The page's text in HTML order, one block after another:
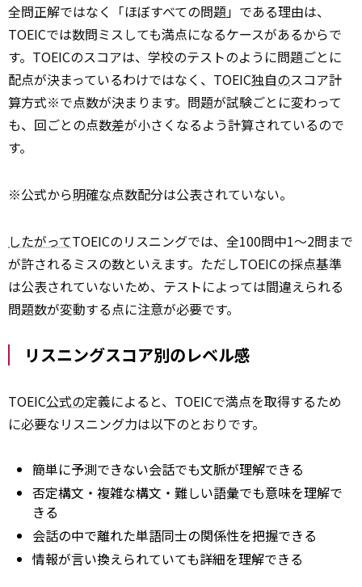
全問正解ではなく「ほぼすべての問題」である理由は、
TOEICでは数問ミスしても満点になるケースがあるからで
す。TOEICのスコアは、学校のテストのように問題ごとに
配点が決まっているわけではなく、TOEIC独自のスコア計
算方式※で点数が決まります。問題が試験ごとに変わって
も、回ごとの点数差が小さくなるよう計算されているので
す。
※公式から明確な点数配分は公表されていない。
したがってTOEICのリスニングでは、全100問中1〜2問まで
が許されるミスの数といえます。ただしTOEICの採点基準
は公表されていないため、テストによっては間違えられる
問題数が変動する点に注意が必要です。
リスニングスコア別のレベル感
TOEIC公式の定義によると、TOEICで満点を取得するため
に必要なリスニング力は以下のとおりです。
簡単に予測できない会話でも文脈が理解できる
否定構文・複雑な構文・難しい語彙でも意味を理解で
きる
会話の中で離れた単語同士の関係性を把握できる
情報が言い換えられていても詳細を理解できる